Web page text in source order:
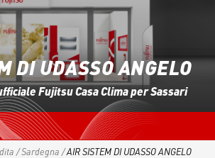
DI UDASSO ANGELO
Fujitsu Casa Clima per Sassari
/Sardegna /AIR SISTEM DI UDASSO ANGELO